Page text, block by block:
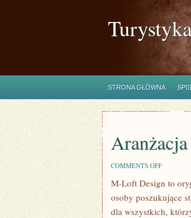
STRONA GŁÓWNA
COMMENTS OFFON
I
WNĘTRZ
M-Loft Design to
osoby poszukujące
dla wszystkich,